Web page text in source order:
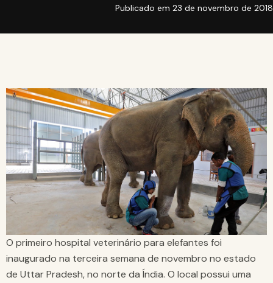
Publicado em 23 de novembro de 2018
O primeiro hospital veterinário para elefantes foi
inaugurado na terceira semana de novembro no estado
de Uttar Pradesh, no norte da Índia. O local possui uma